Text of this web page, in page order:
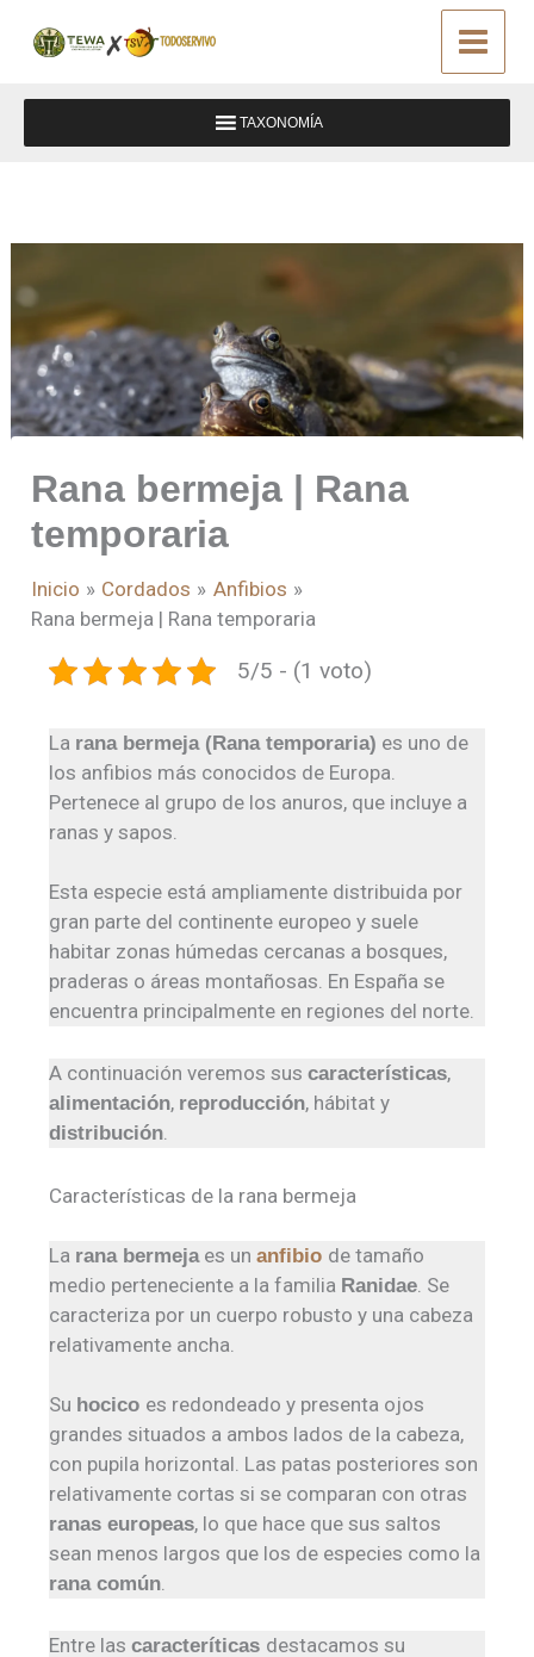
TAXONOMÍA
Rana bermeja | Rana
temporaria
Inicio Cordados
Anfibios
Rana bermeja | Rana temporaria
5/5 - (1 voto)
La rana bermeja (Rana temporaria) es uno de
los anfibios más conocidos de Europa.
Pertenece al grupo de los anuros, que incluye a
ranas y sapos.
Esta especie está ampliamente distribuida por
gran parte del continente europeo y suele
habitar zonas húmedas cercanas a bosques,
praderas o áreas montañosas. En España se
encuentra principalmente en regiones del norte.
A continuación veremos suscaracterísticas,
alimentación, reproducción, hábitat y
distribución.
Características de la rana bermeja
La rana bermejaes unanfibio de tamaño
medio perteneciente a la familia Ranidae. Se
caracteriza por un cuerpo robusto y una cabeza
relativamente ancha.
Su hocico es redondeado y presenta ojos
grandes situados a ambos lados de la cabeza,
con pupila horizontal. Las patas posteriores son
relativamente cortas si se comparan con otras
ranas europeas, lo que hace que sus saltos
sean menos largos que los de especies como la
rana común.
Entre lascaracteríticas destacamos su